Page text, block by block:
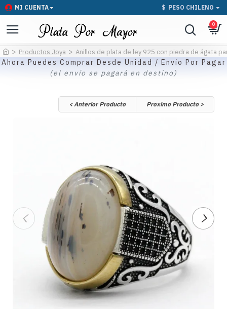
MI CUENTA $ PESO CHILENO
0
Productos Joya Anillos de plata de ley 925 con piedra de ágata
Ahora Puedes Comprar Desde Unidad / Envío Por Pagar
(el envío se pagará en destino)
< Anterior Producto Proximo Producto >